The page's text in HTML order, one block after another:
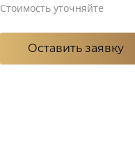
Стоимость уточняйте
Оставить заявку